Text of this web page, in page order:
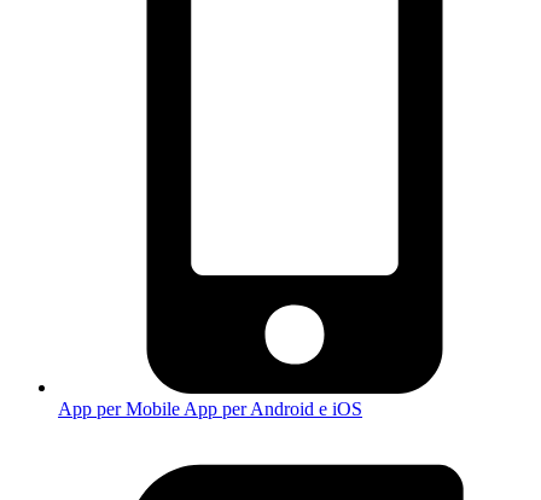
App per Mobile App per Android e iOS